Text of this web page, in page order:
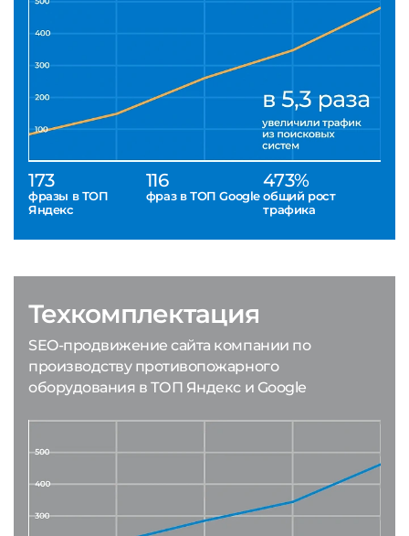
173
фразы в ТОП
Яндекс
116
фраз в ТОП Google
473%
общий рост
трафика
Техкомплектация
SEO-продвижение сайта компании по
производству противопожарного
оборудования в ТОП Яндекс и Google